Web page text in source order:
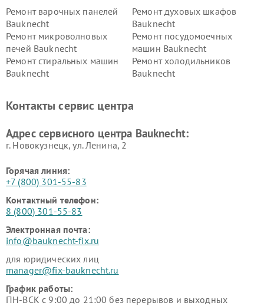
Ремонт варочных панелей
Bauknecht
Ремонт духовых шкафов
Bauknecht
Ремонт микроволновых
печей Bauknecht
Ремонт посудомоечных
машин Bauknecht
Ремонт стиральных машин
Bauknecht
Ремонт холодильников
Bauknecht
Контакты сервис центра
Адрес сервисного центра Bauknecht:
г. Новокузнецк, ул. Ленина, 2
Горячая линия:
+7 (800) 301-55-83
Контактный телефон:
8 (800) 301-55-83
Электронная почта:
info@bauknecht-fix.ru
для юридических лиц
manager@fix-bauknecht.ru
График работы:
ПН-ВСК с 9:00 до 21:00 без перерывов и выходных